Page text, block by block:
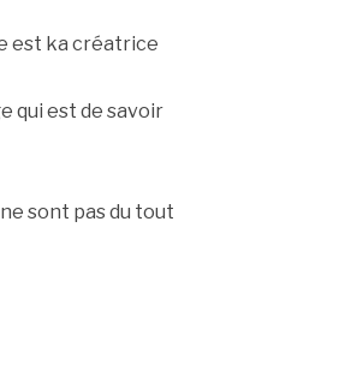
est ka créatrice
qui est de savoir
sont pas du tout